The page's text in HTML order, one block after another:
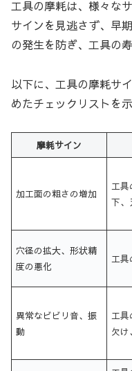
工具の摩耗は、様々な
サインを見逃さず、早
の発生を防ぎ、工具の
以下に、工具の摩耗サ
めたチェックリストを示
摩耗サイン
加工面の粗さの増加
工具
下、
穴径の拡大、形状精
度の悪化
工具
異常なビビリ音、振
動
工具
欠け